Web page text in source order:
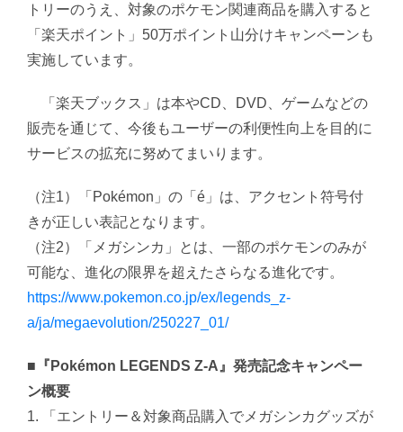
トリーのうえ、対象のポケモン関連商品を購入すると
「楽天ポイント」50万ポイント山分けキャンペーンも
実施しています。
「楽天ブックス」は本やCD、DVD、ゲームなどの
販売を通じて、今後もユーザーの利便性向上を目的に
サービスの拡充に努めてまいります。
（注1）「Pokémon」の「é」は、アクセント符号付
きが正しい表記となります。
（注2）「メガシンカ」とは、一部のポケモンのみが
可能な、進化の限界を超えたさらなる進化です。
https://www.pokemon.co.jp/ex/legends_z-
a/ja/megaevolution/250227_01/
■『Pokémon LEGENDS Z-A』発売記念キャンペー
ン概要
1. 「エントリー＆対象商品購入でメガシンカグッズが